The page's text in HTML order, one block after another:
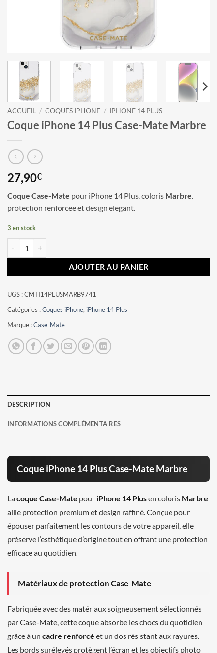
ACCUEIL / COQUES IPHONE / IPHONE 14 PLUS
Coque iPhone 14 Plus Case-Mate Marbre
27,90€
Coque Case-Mate pour iPhone 14 Plus. coloris Marbre.
protection renforcée et design élégant.
3 en stock
AJOUTER AU PANIER
UGS :CMTI14PLUSMARB9741
Catégories :Coques iPhone, iPhone 14 Plus
Marque :Case-Mate
DESCRIPTION
INFORMATIONS COMPLÉMENTAIRES
Coque iPhone 14 Plus Case-Mate Marbre
Lacoque Case-Mate pour iPhone 14 Plusen coloris Marbre
allie protection premium et design raffiné. Conçue pour
épouser parfaitement les contours de votre appareil, elle
préserve l’esthétique d’origine tout en offrant une protection
efficace au quotidien.
Matériaux de protection Case-Mate
Fabriquée avec des matériaux soigneusement sélectionnés
par Case-Mate, cette coque absorbe les chocs du quotidien
grâce à un cadre renforcé et un dos résistant aux rayures.
Les bords surélevés protègent l’écran et les objectifs photo